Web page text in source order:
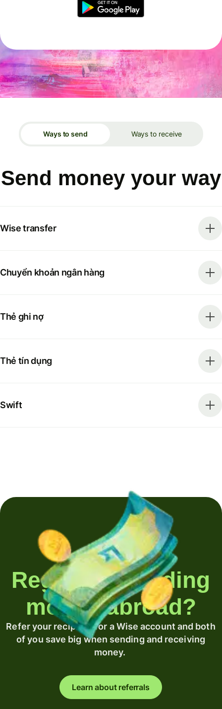
Ways to send Ways to receive
Send money your way
Wise transfer
Chuyển khoản ngân hàng
Thẻ ghi nợ
Thẻ tín dụng
Swift
Regularly sending
money abroad?
Refer your recipient for a Wise account and both
of you save big when sending and receiving
money.
Learn about referrals